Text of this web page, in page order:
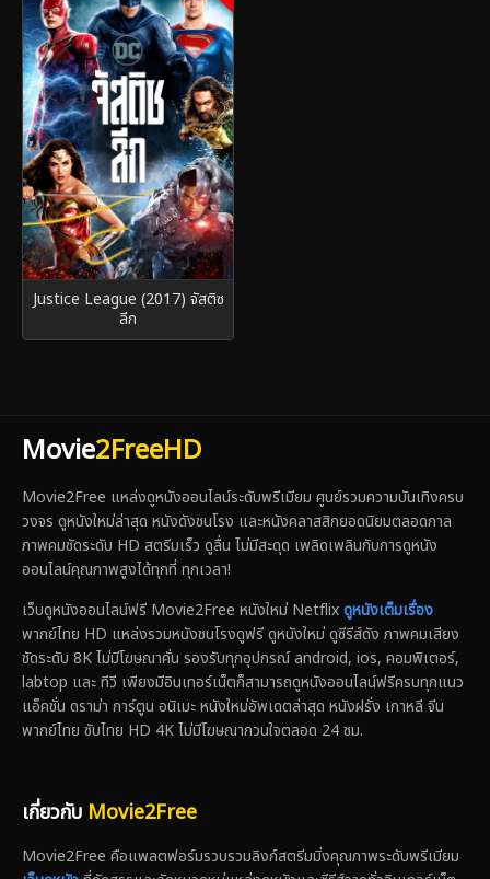
Justice League (2017) จัสติซ
ลีก
Movie2FreeHD
Movie2Free แหล่งดูหนังออนไลน์ระดับพรีเมียม ศูนย์รวมความบันเทิงครบ
วงจร ดูหนังใหม่ล่าสุด หนังดังชนโรง และหนังคลาสสิกยอดนิยมตลอดกาล
ภาพคมชัดระดับ HD สตรีมเร็ว ดูลื่น ไม่มีสะดุด เพลิดเพลินกับการดูหนัง
ออนไลน์คุณภาพสูงได้ทุกที่ ทุกเวลา!
เว็บดูหนังออนไลน์ฟรี Movie2Free หนังใหม่ Netflixดูหนังเต็มเรื่อง
พากย์ไทย HD แหล่งรวมหนังชนโรงดูฟรี ดูหนังใหม่ ดูซีรีส์ดัง ภาพคมเสียง
ชัดระดับ 8K ไม่มีโฆษณาคั่น รองรับทุกอุปกรณ์ android, ios, คอมพิเตอร์,
labtop และ ทีวี เพียงมีอินเทอร์เน็ตก็สามารถดูหนังออนไลน์ฟรีครบทุกแนว
แอ็คชั่น ดราม่า การ์ตูน อนิเมะ หนังใหม่อัพเดตล่าสุด หนังฝรั่ง เกาหลี จีน
พากย์ไทย ซับไทย HD 4K ไม่มีโฆษณากวนใจตลอด 24 ชม.
เกี่ยวกับ Movie2Free
Movie2Free คือแพลตฟอร์มรวบรวมลิงก์สตรีมมิ่งคุณภาพระดับพรีเมียม